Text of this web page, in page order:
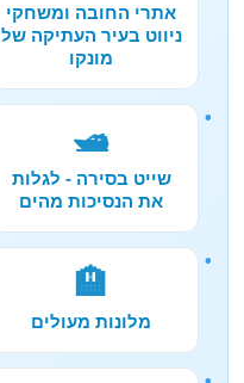
אתרי החובה ומשחקי
ניווט בעיר העתיקה של
מונקו
🛥️
שייט בסירה - לגלות
את הנסיכות מהים
🏨
מלונות מעולים